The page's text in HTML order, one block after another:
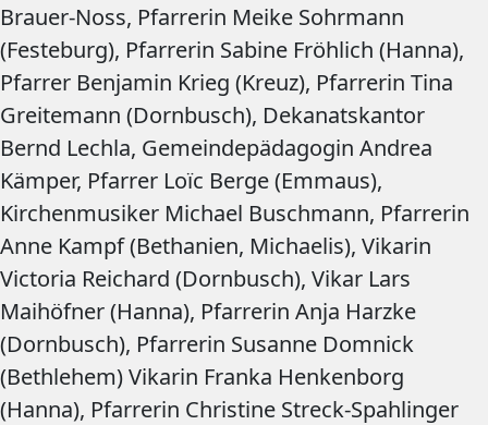
Brauer-Noss, Pfarrerin Meike Sohrmann
(Festeburg), Pfarrerin Sabine Fröhlich (Hanna),
Pfarrer Benjamin Krieg (Kreuz), Pfarrerin Tina
Greitemann (Dornbusch), Dekanatskantor
Bernd Lechla, Gemeindepädagogin Andrea
Kämper, Pfarrer Loïc Berge (Emmaus),
Kirchenmusiker Michael Buschmann, Pfarrerin
Anne Kampf (Bethanien, Michaelis), Vikarin
Victoria Reichard (Dornbusch), Vikar Lars
Maihöfner (Hanna), Pfarrerin Anja Harzke
(Dornbusch), Pfarrerin Susanne Domnick
(Bethlehem) Vikarin Franka Henkenborg
(Hanna), Pfarrerin Christine Streck-Spahlinger